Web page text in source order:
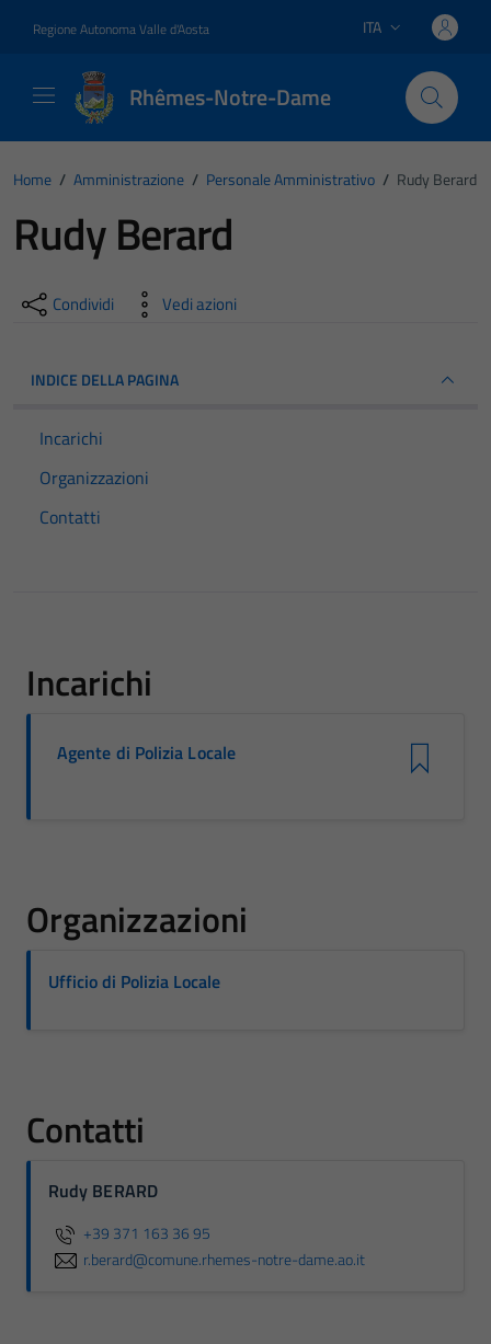
Regione Autonoma Valle d'Aosta Lingua attiva:
ITA
Rhêmes-Notre-Dame
Home / Amministrazione / Personale Amministrativo / Rudy Berard
Rudy Berard
Condividi Vedi azioni
INDICE DELLA PAGINA
Incarichi
Organizzazioni
Contatti
Incarichi
Agente di Polizia Locale
Organizzazioni
Ufficio di Polizia Locale
Contatti
Rudy BERARD
+39 371 163 36 95
r.berard@comune.rhemes-notre-dame.ao.it